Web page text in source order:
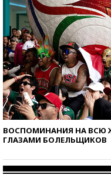
ВОСПОМИНАНИЯ НА ВСЮ
ГЛАЗАМИ БОЛЕЛЬЩИКОВ